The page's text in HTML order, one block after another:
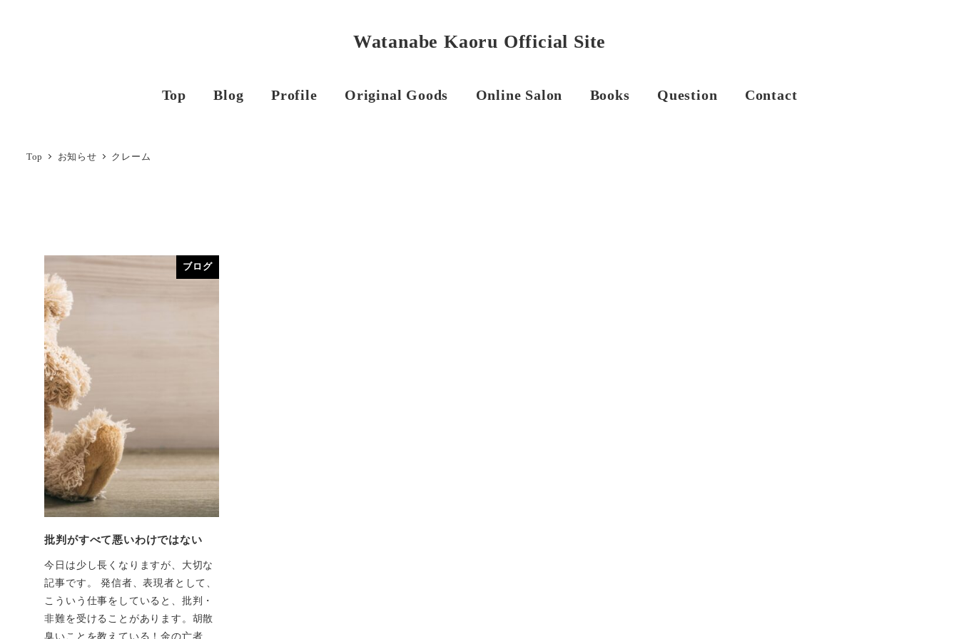
Watanabe Kaoru Official Site
Top Blog Profile Original Goods Online Salon Books Question Contact
Top お知らせ クレーム
ブログ
批判がすべて悪いわけではない
今日は少し長くなりますが、大切な
記事です。 発信者、表現者として、
こういう仕事をしていると、批判・
非難を受けることがあります。胡散
臭いことを教えている！金の亡者